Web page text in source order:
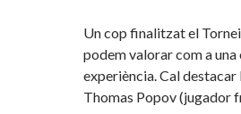
Un cop finalitzat el
podem valorar com a
experiència. Cal destacar
Thomas Popov (jugador